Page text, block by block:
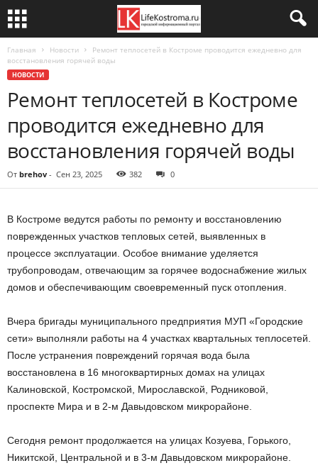
Главная Новости
Ремонт теплосетей в Костроме проводится ежедневно для
восстановления горячей воды
НОВОСТИ
Ремонт теплосетей в Костроме
проводится ежедневно для
восстановления горячей воды
От brehov - Сен 23, 2025 382 0
В Костроме ведутся работы по ремонту и восстановлению
поврежденных участков тепловых сетей, выявленных в
процессе эксплуатации. Особое внимание уделяется
трубопроводам, отвечающим за горячее водоснабжение жилых
домов и обеспечивающим своевременный пуск отопления.
Вчера бригады муниципального предприятия МУП «Городские
сети» выполняли работы на 4 участках квартальных теплосетей.
После устранения повреждений горячая вода была
восстановлена в 16 многоквартирных домах на улицах
Калиновской, Костромской, Мирославской, Родниковой,
проспекте Мира и в 2-м Давыдовском микрорайоне.
Сегодня ремонт продолжается на улицах Козуева, Горького,
Никитской, Центральной и в 3-м Давыдовском микрорайоне.